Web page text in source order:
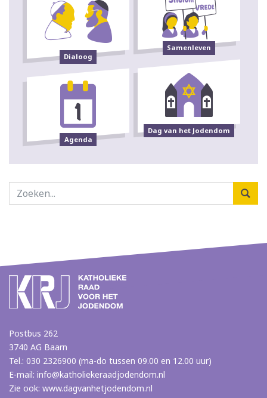
Dialoog
Samenleven
Agenda
Dag van het Jodendom
Postbus 262
3740 AG Baarn
Tel.: 030 2326900 (ma-do tussen 09.00 en 12.00 uur)
E-mail: info@katholiekeraadjodendom.nl
Zie ook: www.dagvanhetjodendom.nl